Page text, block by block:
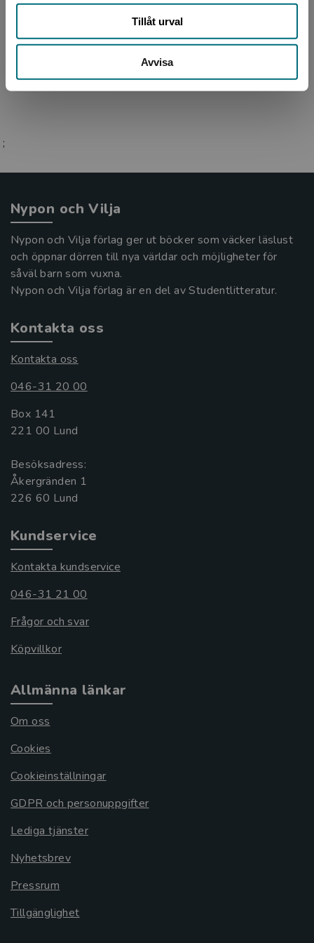
Tillåt urval
Avvisa
barn- och ungdomsboksförfattare, men skriver
numera i huvudsak faktaböcker och biografier.
;
Nypon och Vilja
Nypon och Vilja förlag ger ut böcker som väcker läslust
och öppnar dörren till nya världar och möjligheter för
såväl barn som vuxna.
Nypon och Vilja förlag är en del av Studentlitteratur.
Kontakta oss
Kontakta oss
046-31 20 00
Box 141
221 00 Lund
Besöksadress:
Åkergränden 1
Kundservice
Kontakta kundservice
046-31 21 00
Frågor och svar
Köpvillkor
Allmänna länkar
Om oss
Cookies
Cookieinställningar
GDPR och personuppgifter
Lediga tjänster
Nyhetsbrev
Pressrum
Tillgänglighet